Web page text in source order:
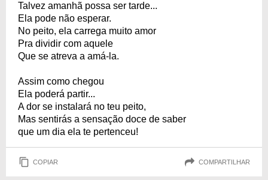
Talvez amanhã possa ser tarde...
Ela pode não esperar.
No peito, ela carrega muito amor
Pra dividir com aquele
Que se atreva a amá-la.
Assim como chegou
Ela poderá partir...
A dor se instalará no teu peito,
Mas sentirás a sensação doce de saber
que um dia ela te pertenceu!
COPIAR COMPARTILHAR